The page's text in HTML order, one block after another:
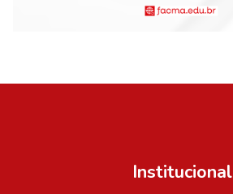
Institucional